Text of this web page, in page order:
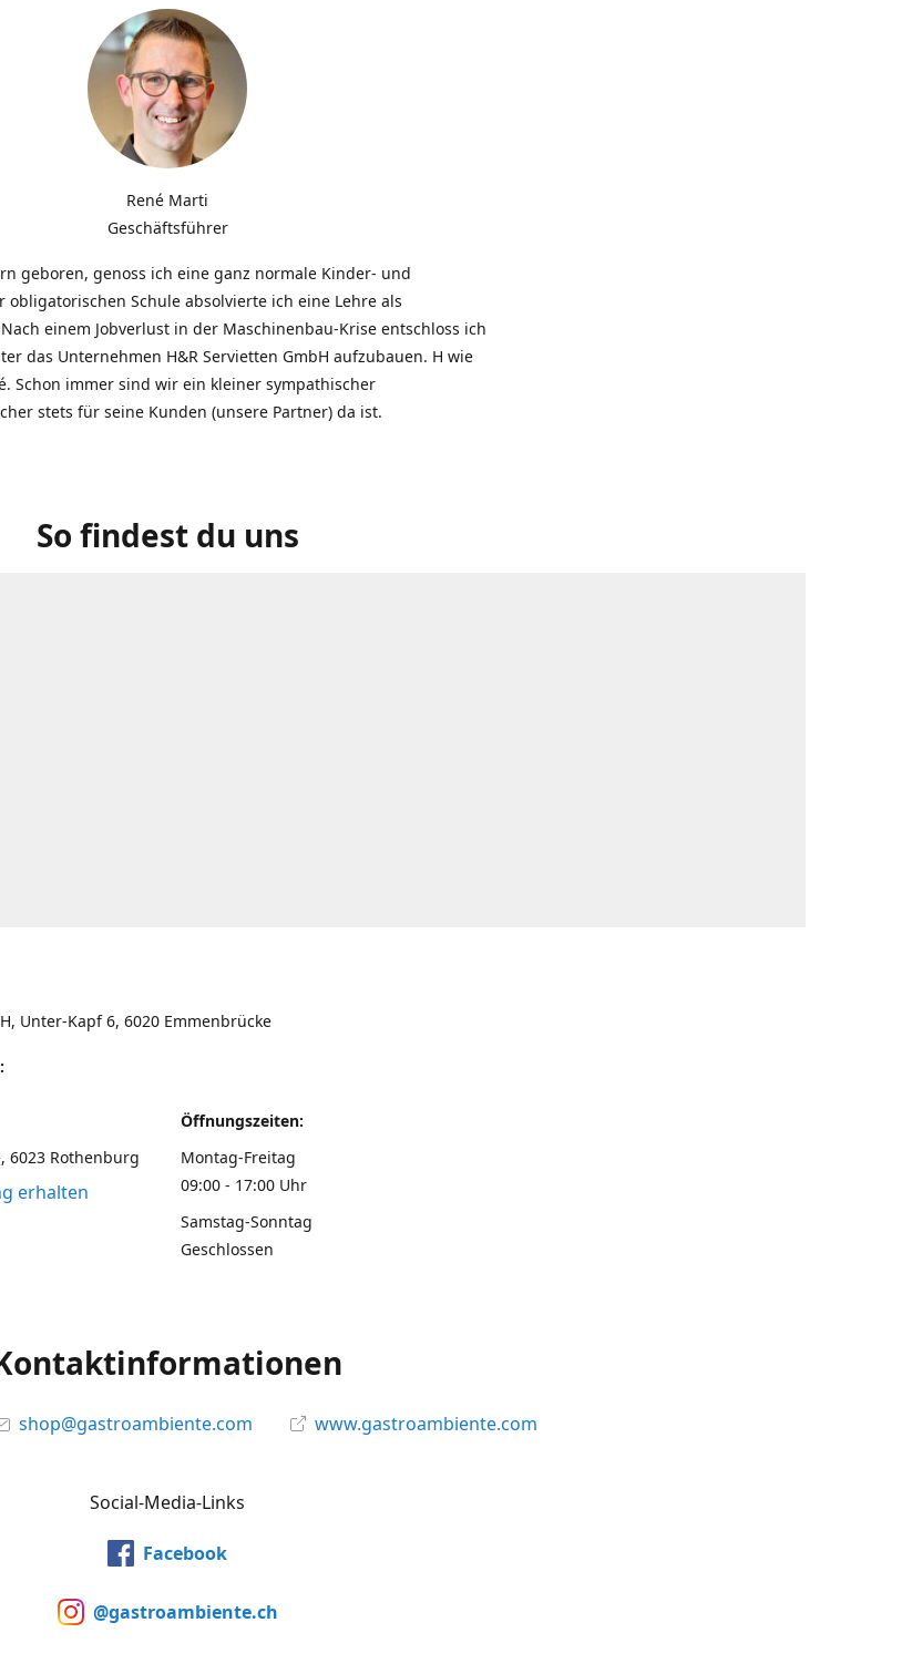
René Marti
Geschäftsführer
geboren, genoss ich eine ganz normale Kinder- und
obligatorischen Schule absolvierte ich eine Lehre als
einem Jobverlust in der Maschinenbau-Krise entschloss ich
das Unternehmen H&R Servietten GmbH aufzubauen. H wie
Schon immer sind wir ein kleiner sympathischer
stets für seine Kunden (unsere Partner) da ist.
So findest du uns
Unter-Kapf 6, 6020 Emmenbrücke
6023 Rothenburg
erhalten
Öffnungszeiten:
Montag-Freitag
09:00 - 17:00 Uhr
Samstag-Sonntag
Geschlossen
shop@gastroambiente.com www.gastroambiente.com
Social-Media-Links
Facebook
@gastroambiente.ch